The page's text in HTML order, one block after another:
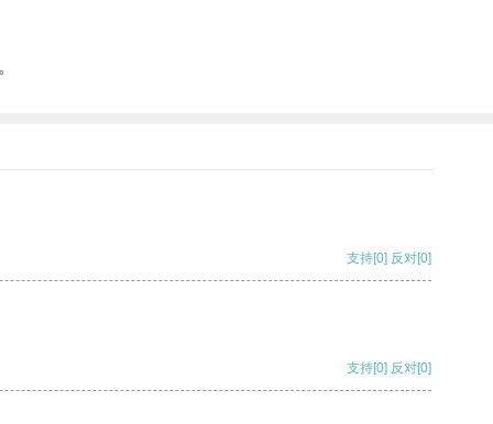
支持[0] 反对[0]
支持[0] 反对[0]